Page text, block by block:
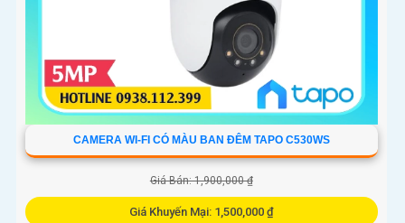
CAMERA WI-FI CÓ MÀU BAN ĐÊM TAPO C530WS
Giá Bán: 1,900,000 ₫
Giá Khuyến Mại: 1,500,000 ₫